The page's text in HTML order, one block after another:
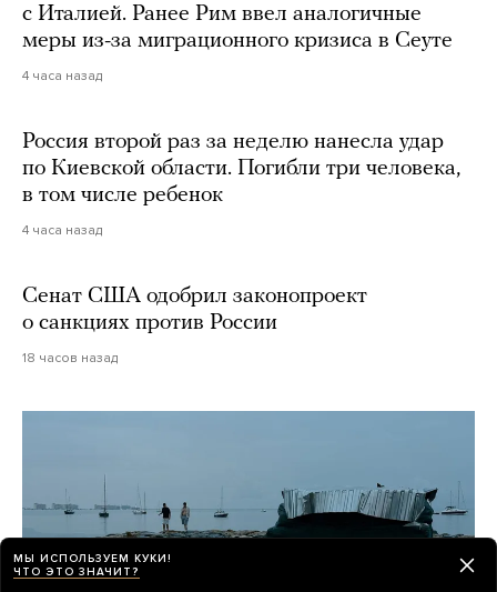
с Италией. Ранее Рим ввел аналогичные
меры из-за миграционного кризиса в Сеуте
4 часа назад
Россия второй раз за неделю нанесла удар
по Киевской области. Погибли три человека,
в том числе ребенок
4 часа назад
Сенат США одобрил законопроект
о санкциях против России
18 часов назад
МЫ ИСПОЛЬЗУЕМ КУКИ!
ЧТО ЭТО ЗНАЧИТ?